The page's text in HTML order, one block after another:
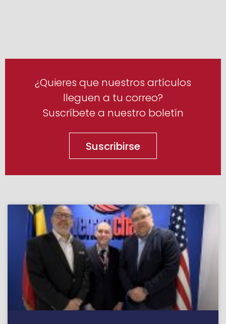
¿Quieres que nuestros artículos
lleguen a tu correo?
Suscríbete a nuestro boletín
Suscribirse